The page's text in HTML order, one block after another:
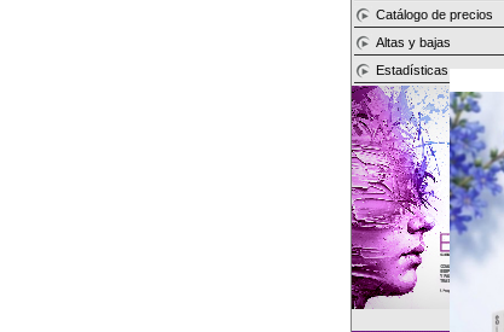
Catálogo de precios
Altas y bajas
Estadísticas